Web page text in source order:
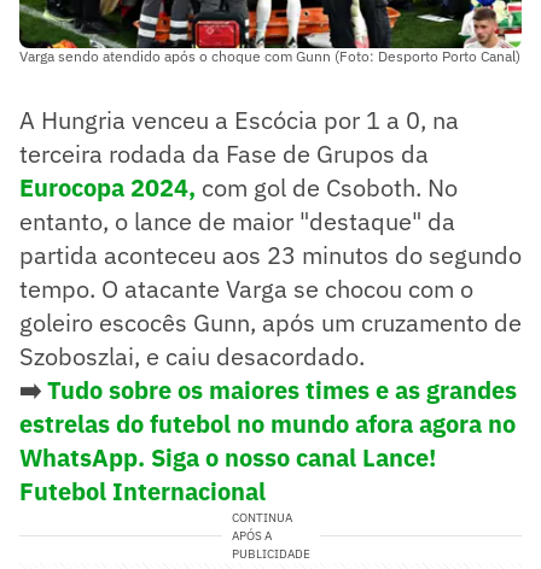
Varga sendo atendido após o choque com Gunn (Foto: Desporto Porto Canal)
A Hungria venceu a Escócia por 1 a 0, na
terceira rodada da Fase de Grupos da
Eurocopa 2024, com gol de Csoboth. No
entanto, o lance de maior "destaque" da
partida aconteceu aos 23 minutos do segundo
tempo. O atacante Varga se chocou com o
goleiro escocês Gunn, após um cruzamento de
Szoboszlai, e caiu desacordado.
➡️Tudo sobre os maiores times e as grandes
estrelas do futebol no mundo afora agora no
WhatsApp. Siga o nosso canal Lance!
Futebol Internacional
CONTINUA
APÓS A
PUBLICIDADE